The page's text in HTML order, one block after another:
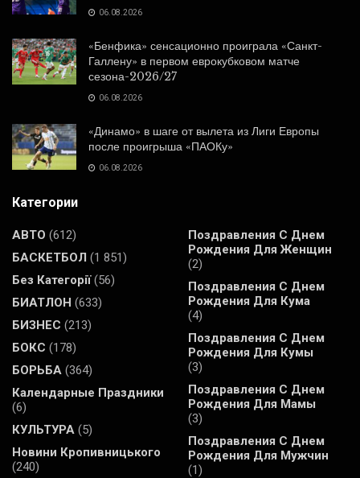
06.08.2026
«Бенфика» сенсационно проиграла «Санкт-
Галлену» в первом еврокубковом матче
сезона-2026/27
06.08.2026
«Динамо» в шаге от вылета из Лиги Европы
после проигрыша «ПАОКу»
06.08.2026
Категории
АВТО (612)
БАСКЕТБОЛ (1 851)
Без Категорії(56)
БИАТЛОН (633)
БИЗНЕС (213)
БОКС (178)
БОРЬБА (364)
Календарные Праздники
(6)
КУЛЬТУРА (5)
Новини Кропивницького
(240)
Поздравления С Днем
Рождения Для Женщин
(2)
Поздравления С Днем
Рождения Для Кума
(4)
Поздравления С Днем
Рождения Для Кумы
(3)
Поздравления С Днем
Рождения Для Мамы
(3)
Поздравления С Днем
Рождения Для Мужчин
(1)